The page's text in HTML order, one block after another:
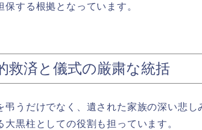
保する根拠となっています。
救済と儀式の厳粛な統括
弔うだけでなく、遺された家族の深い悲
大黒柱としての役割も担っています。